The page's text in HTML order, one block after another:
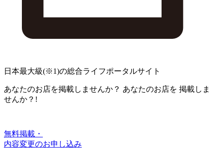
日本最大級(※1)の総合ライフポータルサイト
あなたのお店を掲載しませんか？ あなたのお店を 掲載しま
せんか？!
無料掲載・
内容変更のお申し込み